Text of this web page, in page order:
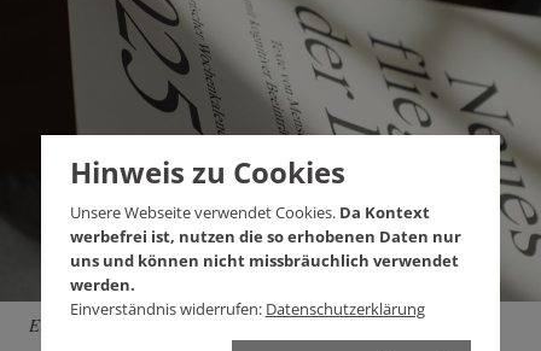
Ein literarischer Wochenkalender mit Werken der Schreibgruppe.
Hinweis zu Cookies
Unsere Webseite verwendet Cookies. Da Kontext
werbefrei ist, nutzen die so erhobenen Daten nur
uns und können nicht missbräuchlich verwendet
werden.
Einverständnis widerrufen: Datenschutzerklärung